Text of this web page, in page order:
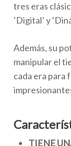
tres eras
‘Digital’ y
Además, su
manipular el
cada era para
TIENE